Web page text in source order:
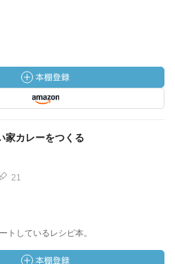
家カレーをつくる
21
トしているレシピ本。